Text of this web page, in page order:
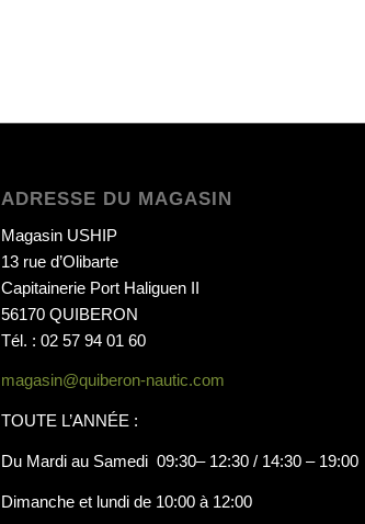
ADRESSE DU MAGASIN
Magasin USHIP
13 rue d’Olibarte
Capitainerie Port Haliguen II
56170 QUIBERON
Tél. : 02 57 94 01 60
magasin@quiberon-nautic.com
TOUTE L’ANNÉE :
Du Mardi au Samedi 09:30– 12:30 / 14:30 – 19:00
Dimanche et lundi de 10:00 à 12:00